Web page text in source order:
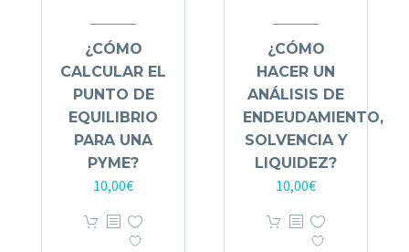
¿CÓMO
CALCULAR EL
PUNTO DE
EQUILIBRIO
PARA UNA
PYME?
10,00€
¿CÓMO
HACER UN
ANÁLISIS DE
ENDEUDAMIENTO,
SOLVENCIA Y
LIQUIDEZ?
10,00€